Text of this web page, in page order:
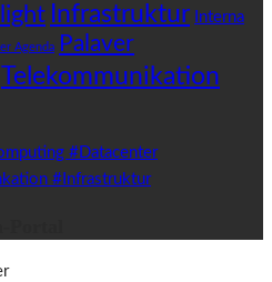
Infrastruktur Interna
Agenda Palaver
Telekommunikation